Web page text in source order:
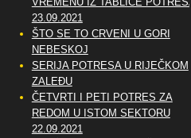
23.09.2021
ŠTO SE TO CRVENI U GORI
NEBESKOJ
SERIJA POTRESA U RIJEČKOM
ZALEĐU
ČETVRTI I PETI POTRES ZA
REDOM U ISTOM SEKTORU
22.09.2021